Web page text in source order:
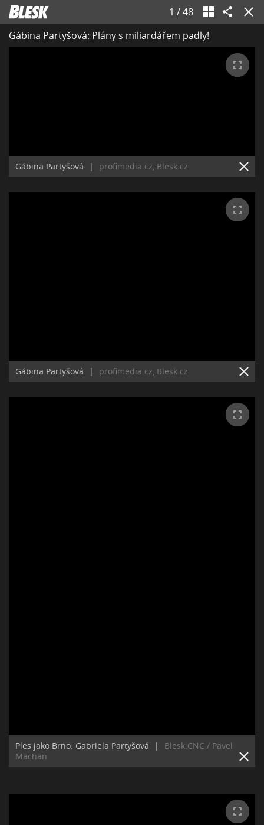
1 /48
Gábina Partyšová: Plány s miliardářem padly!
Gábina Partyšová | profimedia.cz, Blesk.cz
Gábina Partyšová | profimedia.cz, Blesk.cz
Ples jako Brno: Gabriela Partyšová |
Blesk:CNC / Pavel
Machan